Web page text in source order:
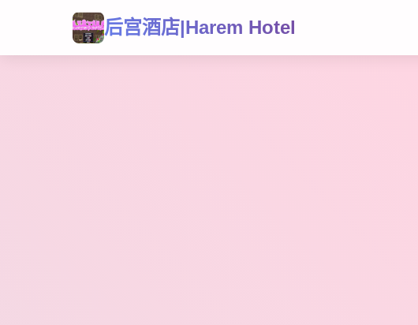
后宫酒店|Harem Hotel